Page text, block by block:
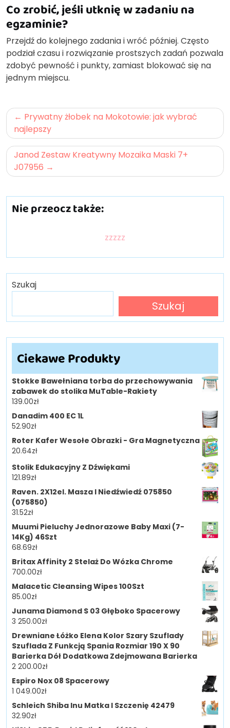
Co zrobić, jeśli utknię w zadaniu na
egzaminie?
Przejdź do kolejnego zadania i wróć później. Często
podział czasu i rozwiązanie prostszych zadań pozwala
zdobyć pewność i punkty, zamiast blokować się na
jednym miejscu.
Nawigacja
wpisu
Prywatny żłobek na Mokotowie: jak wybrać
najlepszy
Janod Zestaw Kreatywny Mozaika Maski 7+
J07956
Nie przeocz także:
zzzzz
Szukaj
Szukaj
Ciekawe Produkty
Stokke Bawełniana torba do przechowywania
zabawek do stolika MuTable-Rakiety
139.00zł
Danadim 400 EC 1L
52.90zł
Roter Kafer Wesołe Obrazki - Gra Magnetyczna
20.64zł
Stolik Edukacyjny Z Dźwiękami
121.89zł
Raven. 2X12el. Masza I Niedźwiedź 075850
(075850)
31.52zł
Muumi Pieluchy Jednorazowe Baby Maxi (7-
14Kg) 46Szt
68.69zł
Britax Affinity 2 Stelaż Do Wózka Chrome
700.00zł
Malacetic Cleansing Wipes 100Szt
85.00zł
Junama Diamond S 03 Głęboko Spacerowy
3 250.00zł
Drewniane Łóżko Elena Kolor Szary Szuflady
Szuflada Z Funkcją Spania Rozmiar 190 X 90
Barierka Dół Dodatkowa Zdejmowana Barierka
2 200.00zł
Espiro Nox 08 Spacerowy
1 049.00zł
Schleich Shiba Inu Matka I Szczenię 42479
32.90zł